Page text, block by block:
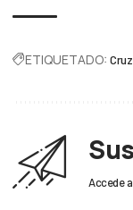
ETIQUETADO:
Accede